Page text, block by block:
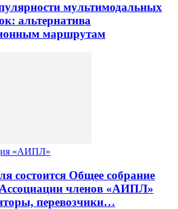
мультимодальных
альтернатива
маршрутам
«АИПЛ»
состоится Общее собрание
членов «АИПЛ»
перевозчики…